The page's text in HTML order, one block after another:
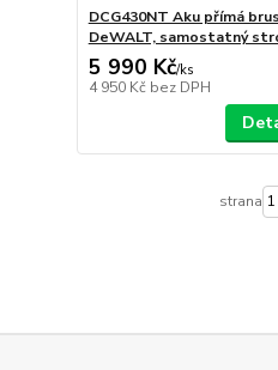
DCG430NT Aku přímá
DeWALT, samostatný
5 990 Kč/ks
4 950 Kč bez DPH
strana